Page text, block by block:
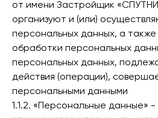
от имени Застройщик
организуют и (или)
персональных данных, а
обработки персональных
персональных данных,
действия (операции),
персональными данными
1.1.2. «Персональные данные»